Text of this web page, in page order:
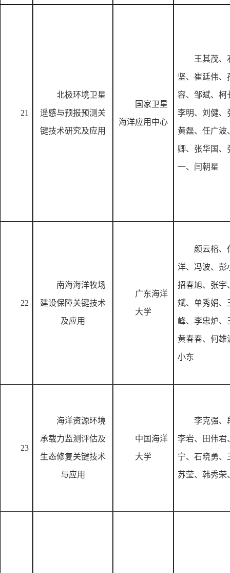
21
北极环境卫星
遥感与预报预测关
键技术研究及应用
国家卫星
海洋应用中心
王其茂、
坚、崔廷伟、
容、邹斌、柯
李明、刘健、
黄磊、任广波
卿、张华国、
一、闫朝星
22
南海海洋牧场
建设保障关键技术
及应用
广东海洋
大学
颜云榕、
洋、冯波、彭
招春旭、张宇
斌、单秀娟、
峰、李忠炉、
黄春春、何雄
小东
23
海洋资源环境
承载力监测评估及
生态修复关键技术
与应用
中国海洋
大学
李克强、
李岩、田伟君
宁、石晓勇、
苏莹、韩秀荣